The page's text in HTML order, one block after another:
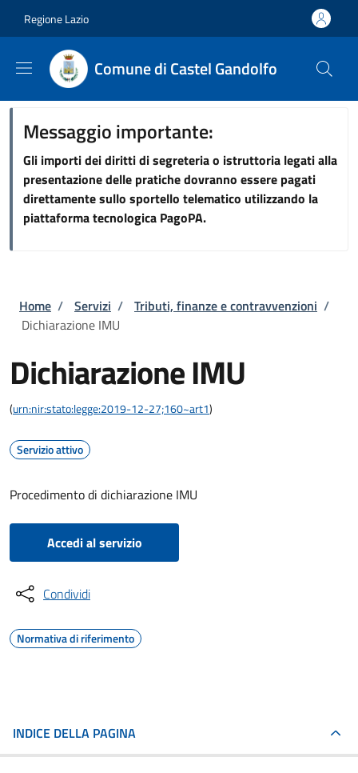
Regione Lazio
Comune di Castel Gandolfo
Messaggio importante:
Gli importi dei diritti di segreteria o istruttoria legati alla
presentazione delle pratiche dovranno essere pagati
direttamente sullo sportello telematico utilizzando la
piattaforma tecnologica PagoPA.
Briciole di pane
Home / Servizi / Tributi, finanze e contravvenzioni /
Dichiarazione IMU
Dichiarazione IMU
(urn:nir:stato:legge:2019-12-27;160~art1)
Servizio attivo
Procedimento di dichiarazione IMU
Accedi al servizio
Condividi
Normativa di riferimento
INDICE DELLA PAGINA